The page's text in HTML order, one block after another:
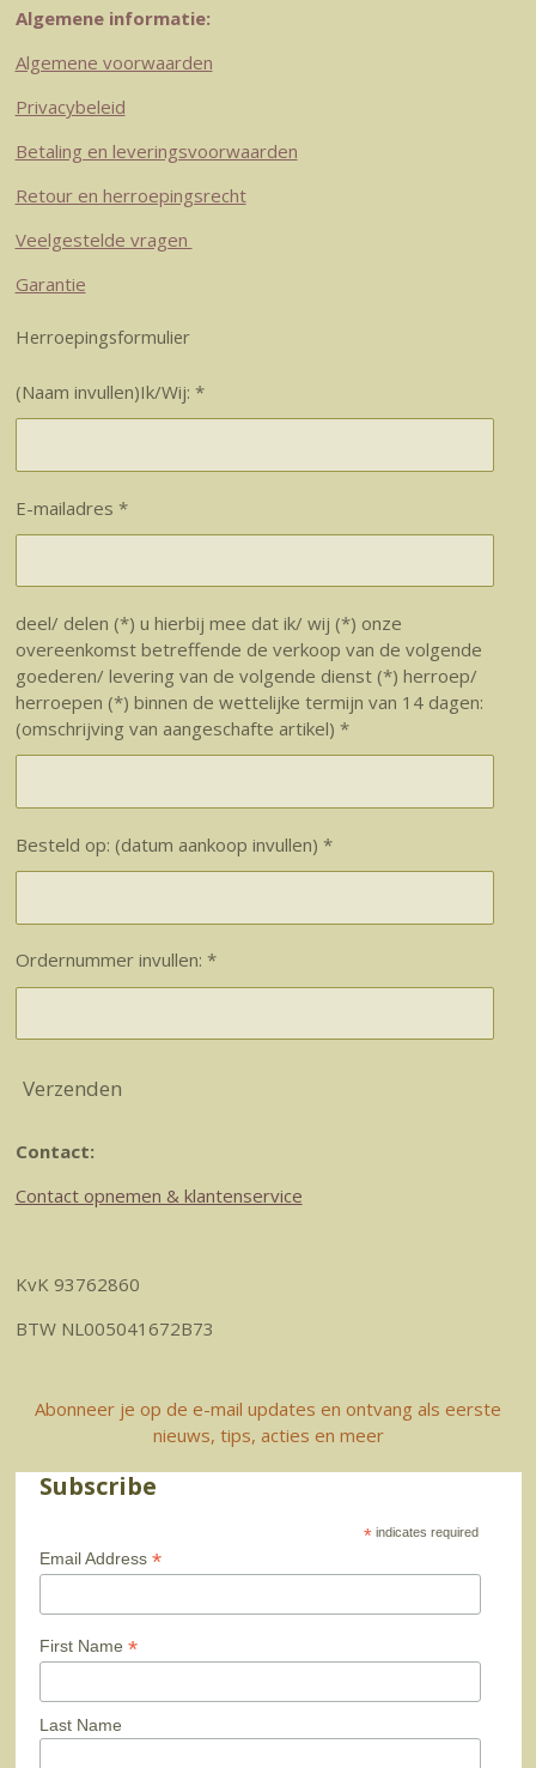
Algemene informatie:
Algemene voorwaarden
Privacybeleid
Betaling en leveringsvoorwaarden
Retour en herroepingsrecht
Veelgestelde vragen
Garantie
Herroepingsformulier
(Naam invullen)Ik/Wij: *
E-mailadres *
deel/ delen (*) u hierbij mee dat ik/ wij (*) onze
overeenkomst betreffende de verkoop van de volgende
goederen/ levering van de volgende dienst (*) herroep/
herroepen (*) binnen de wettelijke termijn van 14 dagen:
(omschrijving van aangeschafte artikel) *
Besteld op: (datum aankoop invullen) *
Ordernummer invullen: *
Verzenden
Contact:
Contact opnemen & klantenservice
KvK 93762860
BTW NL005041672B73
Abonneer je op de e-mail updates en ontvang als eerste
nieuws, tips, acties en meer
Subscribe
* indicates required
Email Address *
First Name *
Last Name